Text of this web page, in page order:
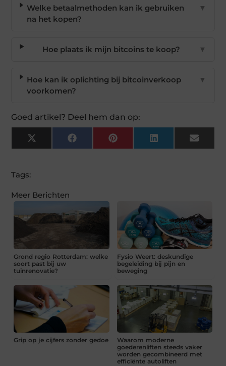
Welke betaalmethoden kan ik gebruiken
na het kopen?
▼
Hoe plaats ik mijn bitcoins te koop? ▼
Hoe kan ik oplichting bij bitcoinverkoop
voorkomen?
▼
Goed artikel? Deel hem dan op:
X
(Twitter)
FacebookPinterest LinkedIn Email
Tags:
Meer Berichten
Grond regio Rotterdam: welke
soort past bij uw
tuinrenovatie?
Fysio Weert: deskundige
begeleiding bij pijn en
beweging
Grip op je cijfers zonder gedoe
Waarom moderne
goederenliften steeds vaker
worden gecombineerd met
efficiënte autoliften